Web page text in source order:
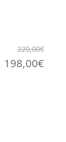
220,00€
198,00€Il